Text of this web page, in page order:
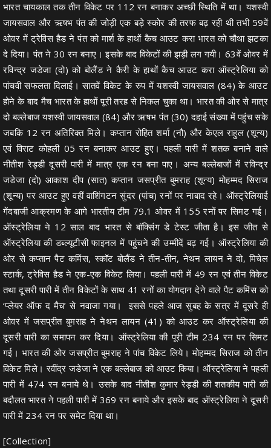
भारत चायकाल तक तीन विकेट पर 112 रन बनाकर अच्छी स्थिति में था। यशस्वी
जायसवाल और ऋषभ पंत की जोड़ी एक बड़े स्कोर की तरफ बढ़ रही थी तभी 59वें
ओवर में ट्रेविस हैड ने पंत को मार्श के हाथों कैच आउट करा भारत को चौथा झटका
दे दिया। पंत ने 30 रन बनाए। इसके बाद विकेटों की झड़ी लग गयी। 63वें ओवर में
रविन्द्र जडेजा (दो) को बोलैंड ने कैरी के हाथों कैच आउट करा ऑस्ट्रेलिया को
पांचवी सफलता दिलाई। सातवें विकेट के रुप में यशस्वी जायसवाल (84) के आउट
होने के बाद मैच भारत के हाथों पूरी तरह से निकल चुका था। भारत की ओर से मात्र
दो बल्लेबाज यशस्वी जायसवाल (84) और ऋषभ पंत (30) दहाई संख्या में पहुंच सके
जबकि 12 रन अतिरिक्त मिले। कप्तान रोहित शर्मा (नौ) और केएल राहुल (शून्य)
एवं विराट कोहली 05 रन बनाकर आउट हुए। पहली पारी में शतक बनाने वाले
नीतीश रेड्डी दूसरी पारी में मात्र एक रन बना पाए। अन्य बल्लेबाजों में रविन्द्र
जडेजा (दो) आकाश दीप (सात) कप्तान जसप्रीत बुमराह (शून्य) मोहम्मद सिराज
(शून्य) पर आउट हुए वहीं वाशिंगटन सुंदर (पांच) रनों पर नाबाद रहे। ऑस्ट्रेलियाई
गेंदबाजी आक्रमण के आगे भारतीय टीम 79.1 ओवर में 155 रनों पर सिमट गई।
ऑस्ट्रेलिया ने 12 साल बाद भारत से बॉक्सिंग डे टेस्ट जीता है। इस जीत से
ऑस्ट्रेलिया की डब्ल्यूटीसी फाइनल में पहुंचने की उम्मीदें बढ़ गई। ऑस्ट्रेलिया की
ओर से कप्तान पैट कमिंस, स्कॉट बोलैंड ने तीन-तीन, नेथन लायन ने दो, मिचेल
स्टार्क, ट्रेविस हैड ने एक-एक विकेट लिया। पहली पारी में 49 रन एवं तीन विकेट
तथा दूसरी पारी में तीन विकेटों के साथ 41 रनों का योगदान देने वाले पैट कमिंस को
‘प्लेयर ऑफ द मैच’ से नवाजा गया। इससे पहले आज सुबह के सत्र में दूसरे ही
ओवर में जसप्रीत बुमराह ने नेथन लायन (41) को आउट कर ऑस्ट्रेलिया की
दूसरी पारी का समापन कर दिया। ऑस्ट्रेलिया की पूरी टीम 234 रन पर सिमट
गई। भारत की ओर जसप्रीत बुमराह ने पांच विकेट लिये। मोहम्मद सिराज को तीन
विकेट मिले। रवींद्र जडेजा ने एक बल्लेबाज को आउट किया। ऑस्ट्रेलिया ने पहली
पारी में 474 रन बनाये थे। उसके बाद नीतीश कुमार रेड्डी की शतकीय पारी की
बदौलत भारत ने पहली पारी में 369 रन बनाये और इसके बाद ऑस्ट्रेलिया ने दूसरी
पारी में 234 रन पर समेट दिया था।
[Collection]